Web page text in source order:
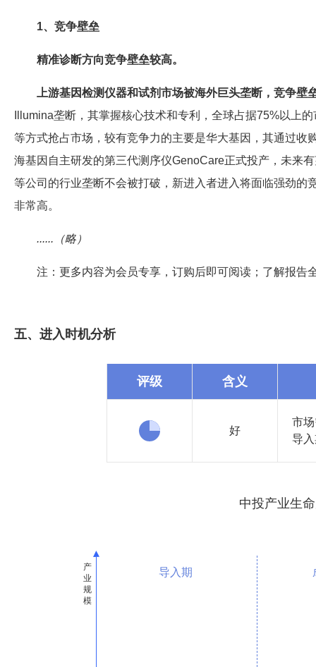
1、竞争壁垒
精准诊断方向竞争壁垒较高。
上游基因检测仪器和试剂市场被海外巨头垄断，竞争壁
Illumina垄断，其掌握核心技术和专利，全球占据75%以上
等方式抢占市场，较有竞争力的主要是华大基因，其通过
海基因自主研发的第三代测序仪GenoCare正式投产，未来
等公司的行业垄断不会被打破，新进入者进入将面临强劲
非常高。
......（略）
注：更多内容为会员专享，订购后即可阅读；了解报告
五、进入时机分析
评级 含义
好
市
导
中投产业生
导入期